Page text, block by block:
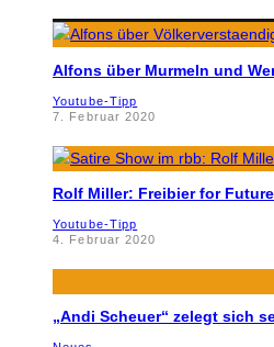
Alfons über Murmeln und
Youtube-Tipp
7. Februar 2020
Rolf Miller: Freibier for Future
Youtube-Tipp
4. Februar 2020
„Andi Scheuer“ zelegt sich